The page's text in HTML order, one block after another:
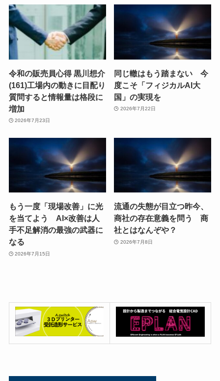
令和の販売員心得 黒川想介
(161)工場内の動きに目配り
質問すると情報量は格段に
増加
2026年7月23日
同じ轍はもう踏まない 今
度こそ「フィジカルAI大
国」の実現を
2026年7月22日
もう一度「現場改善」に光
を当てよう AI×改善は人
手不足解消の最強の武器に
なる
2026年7月15日
流通の失態が目立つ昨今、
商社の存在意義を問う 商
社とはなんぞや？
2026年7月8日